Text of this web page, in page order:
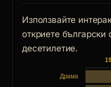
Използвайте
откриете
десетилетие.
Драма